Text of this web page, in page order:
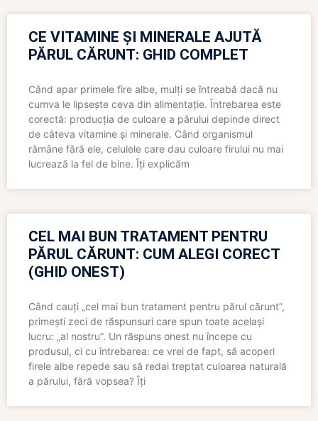
CE VITAMINE ȘI MINERALE AJUTĂ
PĂRUL CĂRUNT: GHID COMPLET
Când apar primele fire albe, mulți se întreabă dacă nu
cumva le lipsește ceva din alimentație. Întrebarea este
corectă: producția de culoare a părului depinde direct
de câteva vitamine și minerale. Când organismul
rămâne fără ele, celulele care dau culoare firului nu mai
lucrează la fel de bine. Îți explicăm
CEL MAI BUN TRATAMENT PENTRU
PĂRUL CĂRUNT: CUM ALEGI CORECT
(GHID ONEST)
Când cauți „cel mai bun tratament pentru părul cărunt”,
primești zeci de răspunsuri care spun toate același
lucru: „al nostru”. Un răspuns onest nu începe cu
produsul, ci cu întrebarea: ce vrei de fapt, să acoperi
firele albe repede sau să redai treptat culoarea naturală
a părului, fără vopsea? Îți